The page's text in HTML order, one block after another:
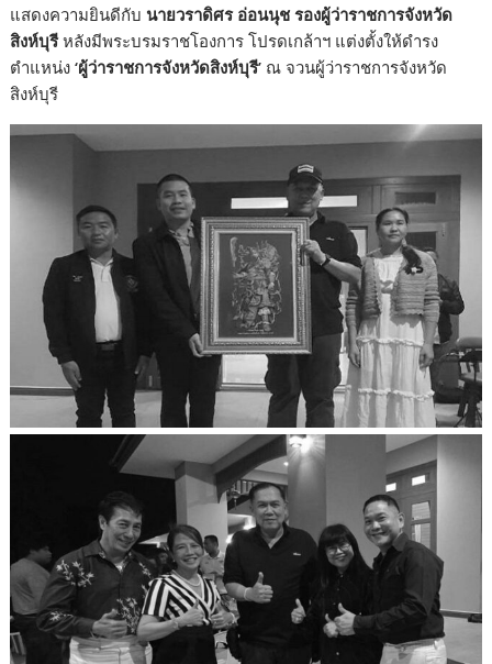
แสดงความยินดีกับ นายวราดิศร อ่อนนุช รองผู้ว่าราชการจังหวัด
สิงห์บุรีหลังมีพระบรมราชโองการ โปรดเกล้าฯ แต่งตั้งให้ดำรง
ตำแหน่ง‘ผู้ว่าราชการจังหวัดสิงห์บุรี’ ณ จวนผู้ว่าราชการจังหวัด
สิงห์บุรี